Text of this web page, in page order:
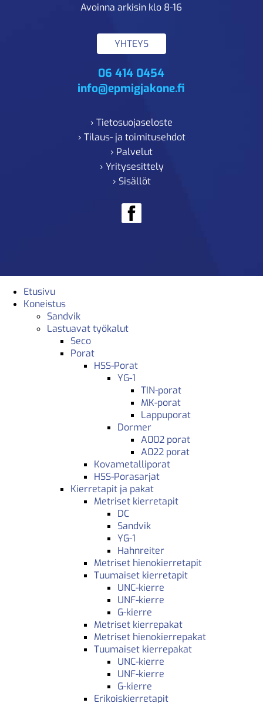
Avoinna arkisin klo 8-16
YHTEYS
06 414 0454
info@epmigjakone.fi
› Tietosuojaseloste
› Tilaus- ja toimitusehdot
› Palvelut
› Yritysesittely
› Sisällöt
Etusivu
Koneistus
Sandvik
Lastuavat työkalut
Seco
Porat
HSS-Porat
YG-1
TIN-porat
MK-porat
Lappuporat
Dormer
A002 porat
A022 porat
Kovametalliporat
HSS-Porasarjat
Kierretapit ja pakat
Metriset kierretapit
DC
Sandvik
YG-1
Hahnreiter
Metriset hienokierretapit
Tuumaiset kierretapit
UNC-kierre
UNF-kierre
G-kierre
Metriset kierrepakat
Metriset hienokierrepakat
Tuumaiset kierrepakat
UNC-kierre
UNF-kierre
G-kierre
Erikoiskierretapit